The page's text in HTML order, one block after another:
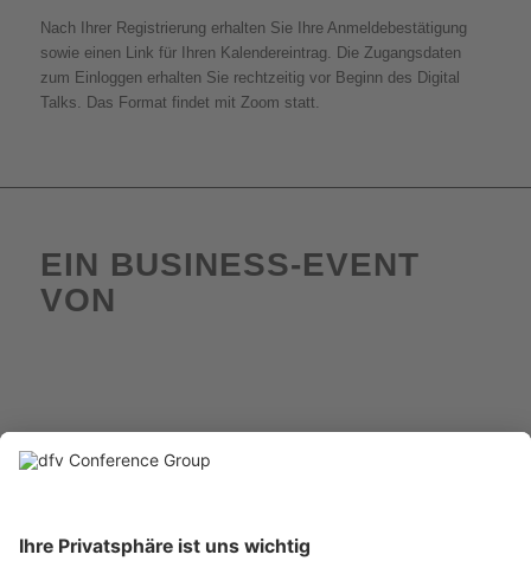
Nach Ihrer Registrierung erhalten Sie Ihre Anmeldebestätigung
sowie einen Link für Ihren Kalendereintrag. Die Zugangsdaten
zum Einloggen erhalten Sie rechtzeitig vor Beginn des Digital
Talks. Das Format findet mit Zoom statt.
EIN BUSINESS-EVENT
VON